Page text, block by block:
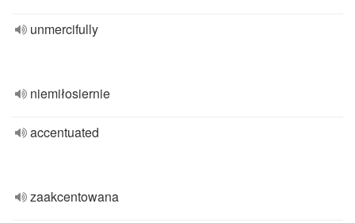
unmercifully
niemiłosiernie
accentuated
zaakcentowana